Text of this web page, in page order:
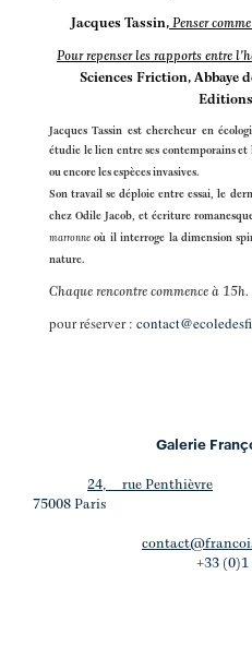
Jacques Tassin, Penser
Pour repenser les rapports entre
Sciences Friction, Abbaye
Jacques Tassin est chercheur en
étudie le lien entre ses contemporains
ou encore les espèces invasives.
Son travail se déploie entre essai, le
chez Odile Jacob, et écriture
marronne où il interroge la dimension
nature.
Chaque rencontre commence à 15h.
pour réserver :
Galerie
24, rue Penthièvre
75008 Paris
+33 (0)1